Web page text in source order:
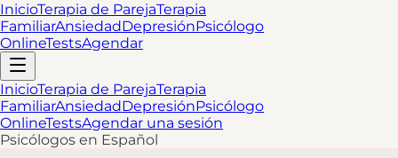
InicioTerapia de ParejaTerapia
FamiliarAnsiedadDepresiónPsicólogo
OnlineTestsAgendar
InicioTerapia de ParejaTerapia
FamiliarAnsiedadDepresiónPsicólogo
OnlineTestsAgendar una sesión
Psicólogos en Español